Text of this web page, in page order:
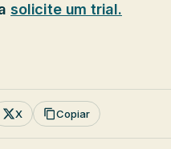
solicite um trial.
X Copiar